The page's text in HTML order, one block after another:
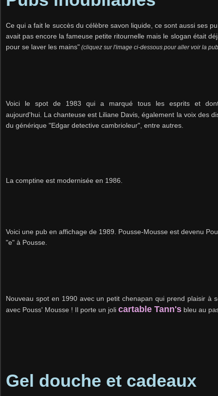
Ce qui a fait le succès du célèbre savon liquide, ce sont aussi ses
avait pas encore la fameuse petite ritournelle mais le slogan était
pour se laver les mains" (cliquez sur l'image ci-dessous pour aller voir la
Voici le spot de 1983 qui a marqué tous les esprits et
aujourd'hui. La chanteuse est Liliane Davis, également la voix des
du générique "Edgar detective cambrioleur", entre autres.
La comptine est modernisée en 1986.
Voici une pub en affichage de 1989. Pousse-Mousse est devenu
"e" à Pousse.
Nouveau spot en 1990 avec un petit chenapan qui prend plaisir à
avec Pouss' Mousse ! Il porte un joli cartable Tann's bleu au
Gel douche et cadeaux